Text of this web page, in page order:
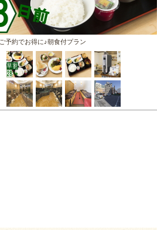
予約でお得に♪朝食付プラン